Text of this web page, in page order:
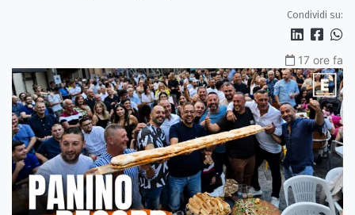
Condividi su:
17 ore fa